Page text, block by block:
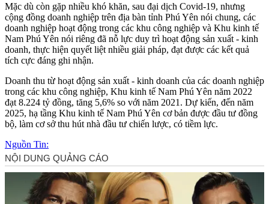
Mặc dù còn gặp nhiều khó khăn, sau đại dịch Covid-19, nhưng
cộng đồng doanh nghiệp trên địa bàn tỉnh Phú Yên nói chung, các
doanh nghiệp hoạt động trong các khu công nghiệp và Khu kinh tế
Nam Phú Yên nói riêng đã nỗ lực duy trì hoạt động sản xuất - kinh
doanh, thực hiện quyết liệt nhiều giải pháp, đạt được các kết quả
tích cực đáng ghi nhận.
Doanh thu từ hoạt động sản xuất - kinh doanh của các doanh nghiệp
trong các khu công nghiệp, Khu kinh tế Nam Phú Yên năm 2022
đạt 8.224 tỷ đồng, tăng 5,6% so với năm 2021. Dự kiến, đến năm
2025, hạ tầng Khu kinh tế Nam Phú Yên cơ bản được đầu tư đồng
bộ, làm cơ sở thu hút nhà đầu tư chiến lược, có tiềm lực.
Nguồn Tin: